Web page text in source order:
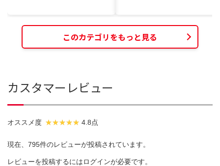
このカテゴリをもっと見る
カスタマーレビュー
オススメ度 4.8点
現在、795件のレビューが投稿されています。
レビューを投稿するにはログインが必要です。